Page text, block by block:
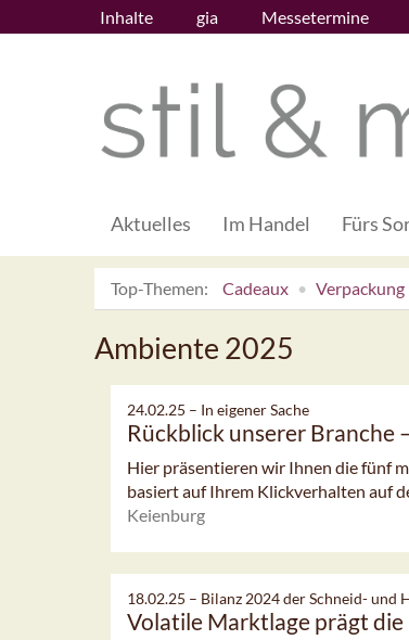
Inhalte gia Messetermine
Aktuelles Im Handel Fürs
Top-Themen: Cadeaux Verpackung
Ambiente 2025
24.02.25 – In eigener Sache
Rückblick unserer Branche
Hier präsentieren wir Ihnen die fünf
basiert auf Ihrem Klickverhalten auf
Keienburg
18.02.25 – Bilanz 2024 der Schneid- und
Volatile Marktlage prägt die